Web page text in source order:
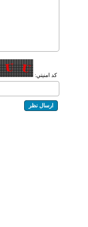
کد امنيتي: